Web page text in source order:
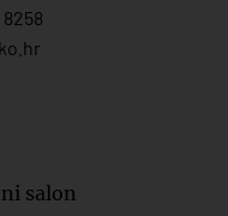
8258
hr
salon